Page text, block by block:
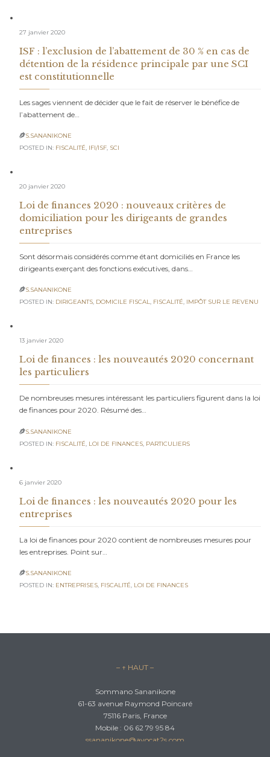
27 janvier 2020
ISF : l’exclusion de l’abattement de 30 % en cas de
détention de la résidence principale par une SCI
est constitutionnelle
Les sages viennent de décider que le fait de réserver le bénéfice de
l’abattement de…
S.SANANIKONE
POSTED IN: FISCALITÉ, IFI/ISF, SCI
20 janvier 2020
Loi de finances 2020 : nouveaux critères de
domiciliation pour les dirigeants de grandes
entreprises
Sont désormais considérés comme étant domiciliés en France les
dirigeants exerçant des fonctions exécutives, dans…
S.SANANIKONE
POSTED IN: DIRIGEANTS, DOMICILE FISCAL, FISCALITÉ, IMPÔT SUR LE REVENU
13 janvier 2020
Loi de finances : les nouveautés 2020 concernant
les particuliers
De nombreuses mesures intéressant les particuliers figurent dans la loi
de finances pour 2020. Résumé des…
S.SANANIKONE
POSTED IN: FISCALITÉ, LOI DE FINANCES, PARTICULIERS
6 janvier 2020
Loi de finances : les nouveautés 2020 pour les
entreprises
La loi de finances pour 2020 contient de nombreuses mesures pour
les entreprises. Point sur…
S.SANANIKONE
POSTED IN: ENTREPRISES, FISCALITÉ, LOI DE FINANCES
– ↑ HAUT –
Sommano Sananikone
61-63 avenue Raymond Poincaré
75116 Paris, France
Mobile : 06 62 79 95 84
ssananikone@avocat2s.com